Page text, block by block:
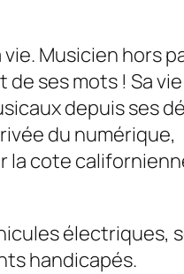
Musicien hors
ses mots ! Sa
depuis ses
du numérique,
la cote
électriques,
handicapés.